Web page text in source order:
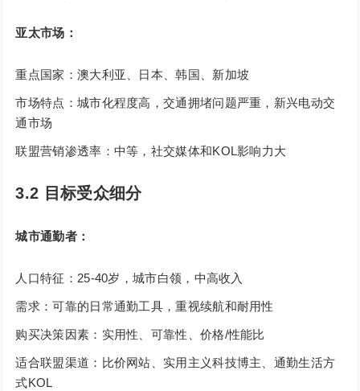
亚太市场：
重点国家：澳大利亚、日本、韩国、新加坡
市场特点：城市化程度高，交通拥堵问题严重，新兴电动交
通市场
联盟营销渗透率：中等，社交媒体和KOL影响力大
3.2 目标受众细分
城市通勤者：
人口特征：25-40岁，城市白领，中高收入
需求：可靠的日常通勤工具，重视续航和耐用性
购买决策因素：实用性、可靠性、价格/性能比
适合联盟渠道：比价网站、实用主义科技博主、通勤生活方
式KOL